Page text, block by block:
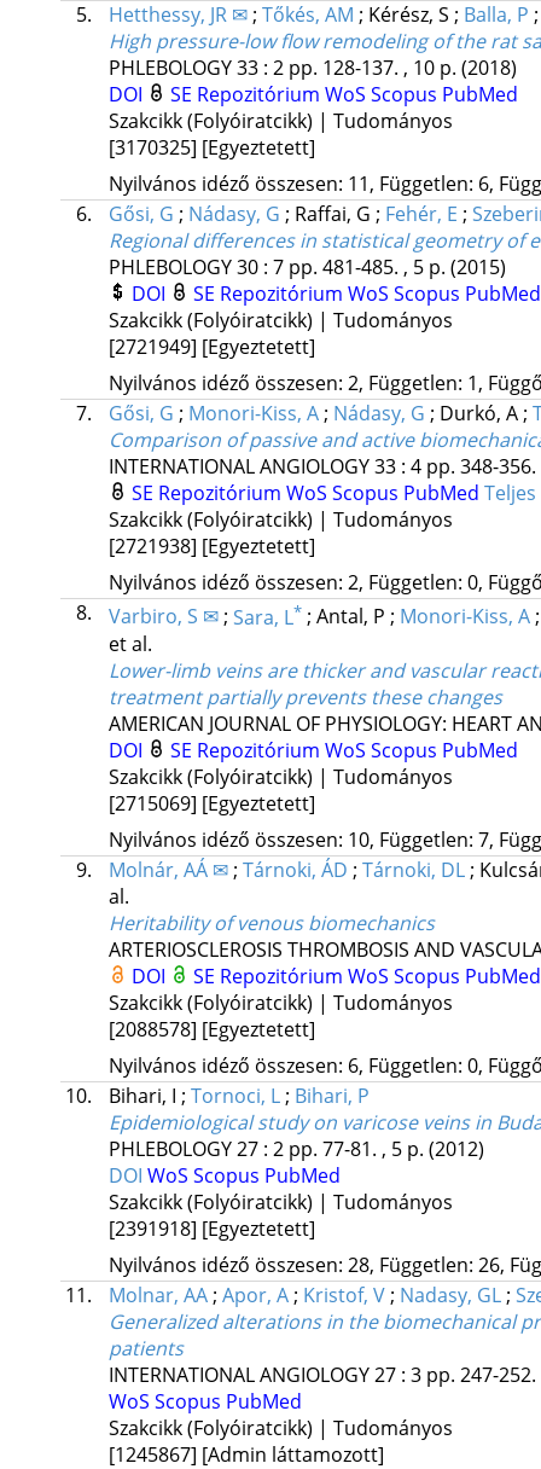
5.
Hetthessy, JR ✉; Tőkés, AM ; Kérész, S ; Balla, P
High pressure-low flow remodeling of the rat
PHLEBOLOGY33: 2 pp. 128-137. , 10 p. (2018)
DOI
SE Repozitórium WoS Scopus PubMed
Szakcikk (Folyóiratcikk) | Tudományos
[3170325] [Egyeztetett]
Nyilvános idéző összesen: 11, Független: 6,
6.
Gősi, G ; Nádasy, G ; Raffai, G ; Fehér, E ;
Regional differences in statistical geometry of
PHLEBOLOGY30: 7 pp. 481-485. , 5 p. (2015)
DOI
SE Repozitórium WoS Scopus PubMed
Szakcikk (Folyóiratcikk) | Tudományos
[2721949] [Egyeztetett]
Nyilvános idéző összesen: 2, Független: 1,
7.
Gősi, G ; Monori-Kiss, A; Nádasy, G ; Durkó, A;
Comparison of passive and active
INTERNATIONAL ANGIOLOGY33: 4 pp. 348-
SE Repozitórium WoS Scopus PubMed
Szakcikk (Folyóiratcikk) | Tudományos
[2721938] [Egyeztetett]
Nyilvános idéző összesen: 2, Független: 0,
8.
Varbiro, S ✉; Sara, L* ; Antal, P ; Monori-Kiss, A
et al.
Lower-limb veins are thicker and vascular
treatment partially prevents these changes
AMERICAN JOURNAL OF PHYSIOLOGY: HEART
DOI
SE Repozitórium WoS Scopus PubMed
Szakcikk (Folyóiratcikk) | Tudományos
[2715069] [Egyeztetett]
Nyilvános idéző összesen: 10, Független: 7,
9.
Molnár, AÁ ✉ ; Tárnoki, ÁD ; Tárnoki, DL ;
al.
Heritability of venous biomechanics
ARTERIOSCLEROSIS THROMBOSIS AND
DOI
SE Repozitórium WoS Scopus PubMed
Szakcikk (Folyóiratcikk) | Tudományos
[2088578] [Egyeztetett]
Nyilvános idéző összesen: 6, Független: 0,
10.
Bihari, I ; Tornoci, L ; Bihari, P
Epidemiological study on varicose veins in
PHLEBOLOGY27: 2 pp. 77-81. , 5 p. (2012)
DOI WoS Scopus PubMed
Szakcikk (Folyóiratcikk) | Tudományos
[2391918] [Egyeztetett]
Nyilvános idéző összesen: 28, Független: 26,
11.
Molnar, AA ; Apor, A ; Kristof, V ; Nadasy, GL ;
Generalized alterations in the biomechanical
patients
INTERNATIONAL ANGIOLOGY27: 3 pp. 247-
WoS Scopus PubMed
Szakcikk (Folyóiratcikk) | Tudományos
[1245867] [Admin láttamozott]